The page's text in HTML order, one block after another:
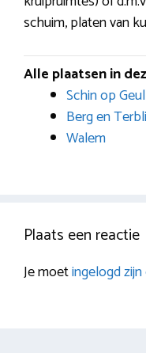
schuim, platen van
Alle plaatsen in
Schin op Geul
Berg en
Walem
Plaats een reactie
Je moetingelogd